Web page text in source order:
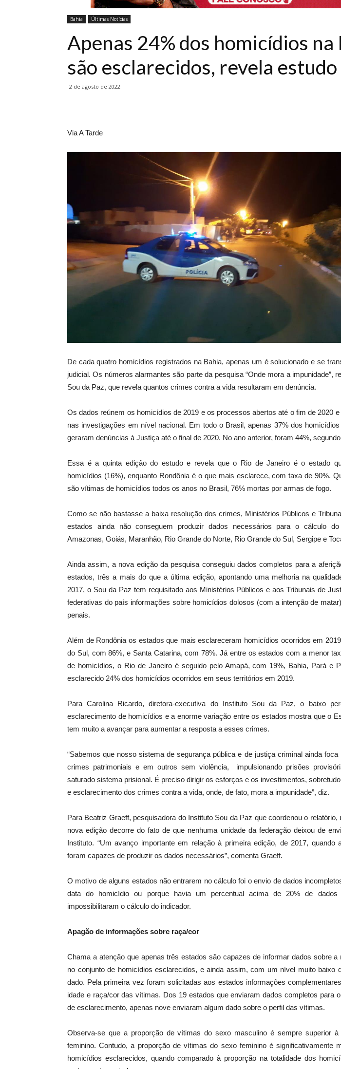
Bahia Últimas Notícias
Apenas 24% dos homicídios na
são esclarecidos, revela estudo
2 de agosto de 2022
Via A Tarde
De cada quatro homicídios registrados na Bahia, apenas um é solucionado e se
judicial. Os números alarmantes são parte da pesquisa “Onde mora a impunidade”,
Sou da Paz, que revela quantos crimes contra a vida resultaram em denúncia.
Os dados reúnem os homicídios de 2019 e os processos abertos até o fim de 2020
nas investigações em nível nacional. Em todo o Brasil, apenas 37% dos
geraram denúncias à Justiça até o final de 2020. No ano anterior, foram 44%,
Essa é a quinta edição do estudo e revela que o Rio de Janeiro é o estado
homicídios (16%), enquanto Rondônia é o que mais esclarece, com taxa de 90%.
são vítimas de homicídios todos os anos no Brasil, 76% mortas por armas de fogo.
Como se não bastasse a baixa resolução dos crimes, Ministérios Públicos e
estados ainda não conseguem produzir dados necessários para o cálculo do
Amazonas, Goiás, Maranhão, Rio Grande do Norte, Rio Grande do Sul, Sergipe e
Ainda assim, a nova edição da pesquisa conseguiu dados completos para a
estados, três a mais do que a última edição, apontando uma melhoria na
2017, o Sou da Paz tem requisitado aos Ministérios Públicos e aos Tribunais de
federativas do país informações sobre homicídios dolosos (com a intenção de
penais.
Além de Rondônia os estados que mais esclareceram homicídios ocorridos em
do Sul, com 86%, e Santa Catarina, com 78%. Já entre os estados com a menor
de homicídios, o Rio de Janeiro é seguido pelo Amapá, com 19%, Bahia, Pará e
esclarecido 24% dos homicídios ocorridos em seus territórios em 2019.
Para Carolina Ricardo, diretora-executiva do Instituto Sou da Paz, o baixo
esclarecimento de homicídios e a enorme variação entre os estados mostra que o
tem muito a avançar para aumentar a resposta a esses crimes.
“Sabemos que nosso sistema de segurança pública e de justiça criminal ainda
crimes patrimoniais e em outros sem violência, impulsionando prisões
saturado sistema prisional. É preciso dirigir os esforços e os investimentos,
e esclarecimento dos crimes contra a vida, onde, de fato, mora a impunidade”, diz.
Para Beatriz Graeff, pesquisadora do Instituto Sou da Paz que coordenou o relatório,
nova edição decorre do fato de que nenhuma unidade da federação deixou de
Instituto. “Um avanço importante em relação à primeira edição, de 2017, quando
foram capazes de produzir os dados necessários”, comenta Graeff.
O motivo de alguns estados não entrarem no cálculo foi o envio de dados
data do homicídio ou porque havia um percentual acima de 20% de dados
impossibilitaram o cálculo do indicador.
Apagão de informações sobre raça/cor
Chama a atenção que apenas três estados são capazes de informar dados sobre
no conjunto de homicídios esclarecidos, e ainda assim, com um nível muito baixo
dado. Pela primeira vez foram solicitadas aos estados informações
idade e raça/cor das vítimas. Dos 19 estados que enviaram dados completos para
de esclarecimento, apenas nove enviaram algum dado sobre o perfil das vítimas.
Observa-se que a proporção de vítimas do sexo masculino é sempre superior
feminino. Contudo, a proporção de vítimas do sexo feminino é significativamente
homicídios esclarecidos, quando comparado à proporção na totalidade dos